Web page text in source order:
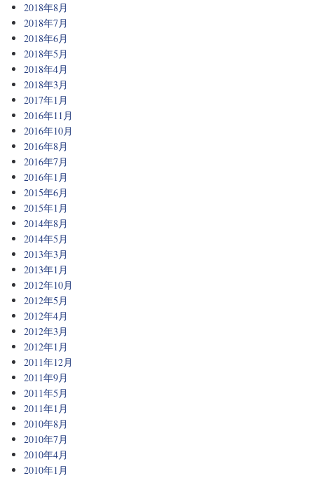
2018年8月
2018年7月
2018年6月
2018年5月
2018年4月
2018年3月
2017年1月
2016年11月
2016年10月
2016年8月
2016年7月
2016年1月
2015年6月
2015年1月
2014年8月
2014年5月
2013年3月
2013年1月
2012年10月
2012年5月
2012年4月
2012年3月
2012年1月
2011年12月
2011年9月
2011年5月
2011年1月
2010年8月
2010年7月
2010年4月
2010年1月